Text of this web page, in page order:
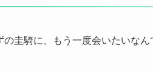
圭騎に、もう一度会いたいなん